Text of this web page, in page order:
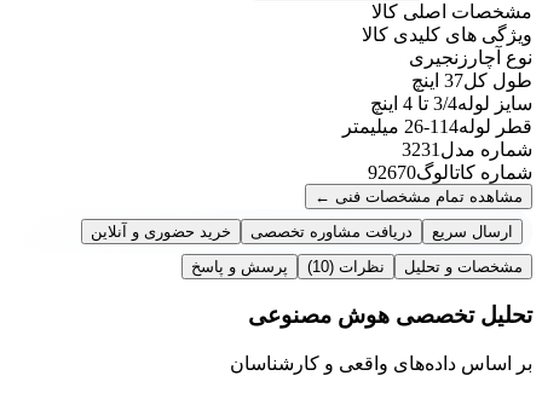
مشخصات اصلی کالا
ویژگی های کلیدی کالا
نوع آچار زنجیری
طول کل37 اینچ
سایز لوله3/4 تا 4 اینچ
قطر لوله114-26 میلیمتر
شماره مدل 3231
شماره کاتالوگ92670
مشاهده تمام مشخصات فنی ←
ارسال سریع
دریافت مشاوره تخصصی
خرید حضوری و آنلاین
مشخصات و تحلیل
نظرات (10) پرسش و پاسخ
تحلیل تخصصی هوش مصنوعی
بر اساس داده‌های واقعی و کارشناسان